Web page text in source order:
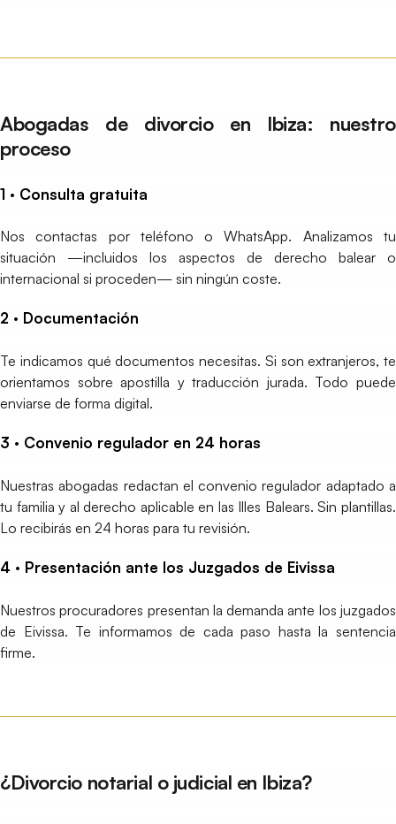
Abogadas de divorcio en Ibiza: nuestro
proceso
1 · Consulta gratuita
Nos contactas por teléfono o WhatsApp. Analizamos tu
situación —incluidos los aspectos de derecho balear o
internacional si proceden— sin ningún coste.
2 · Documentación
Te indicamos qué documentos necesitas. Si son extranjeros, te
orientamos sobre apostilla y traducción jurada. Todo puede
enviarse de forma digital.
3 · Convenio regulador en 24 horas
Nuestras abogadas redactan el convenio regulador adaptado a
tu familia y al derecho aplicable en las Illes Balears. Sin plantillas.
Lo recibirás en 24 horas para tu revisión.
4 · Presentación ante los Juzgados de Eivissa
Nuestros procuradores presentan la demanda ante los juzgados
de Eivissa. Te informamos de cada paso hasta la sentencia
firme.
¿Divorcio notarial o judicial en Ibiza?